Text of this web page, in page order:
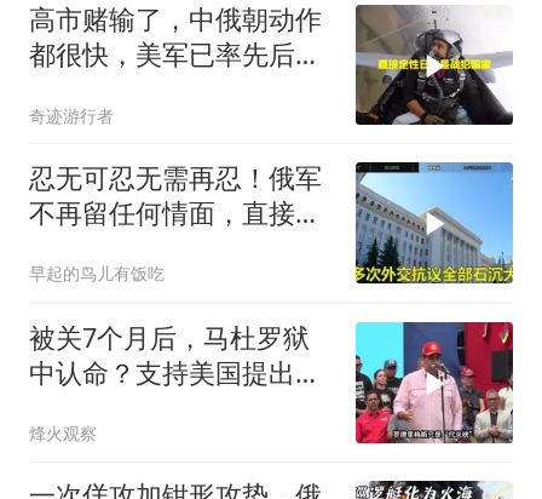
高市赌输了，中俄朝动作
都很快，美军已率先后撤.
奇迹游行者
忍无可忍无需再忍！俄军
不再留任何情面，直接炸
早起的鸟儿有饭吃
被关7个月后，马杜罗狱
中认命？支持美国提出的
烽火观察